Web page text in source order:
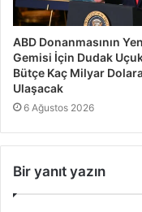
ABD Donanmasının
Gemisi İçin Dudak
Bütçe Kaç Milyar
Ulaşacak
6 Ağustos 2026
Bir yanıt yazın